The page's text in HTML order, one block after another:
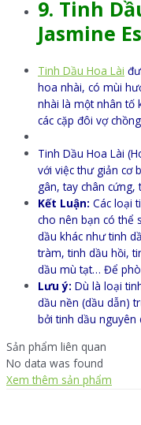
9. Tinh
Jasmine
Tinh Dầu Hoa Lài
hoa nhài, có mùi
nhài là một nhân tố
các cặp đôi vợ
Tinh Dầu Hoa Lài
với việc thư giản cơ
gân, tay chân cứng,
Kết Luận: Các loại
cho nên bạn có thể
dầu khác như tinh
tràm, tinh dầu hồi,
dầu mù tạt… Để
Lưu ý: Dù là loại
dầu nền (dầu dẫn)
bởi tinh dầu nguyên
Sản phẩm liên quan
No data was found
Xem thêm sản phẩm